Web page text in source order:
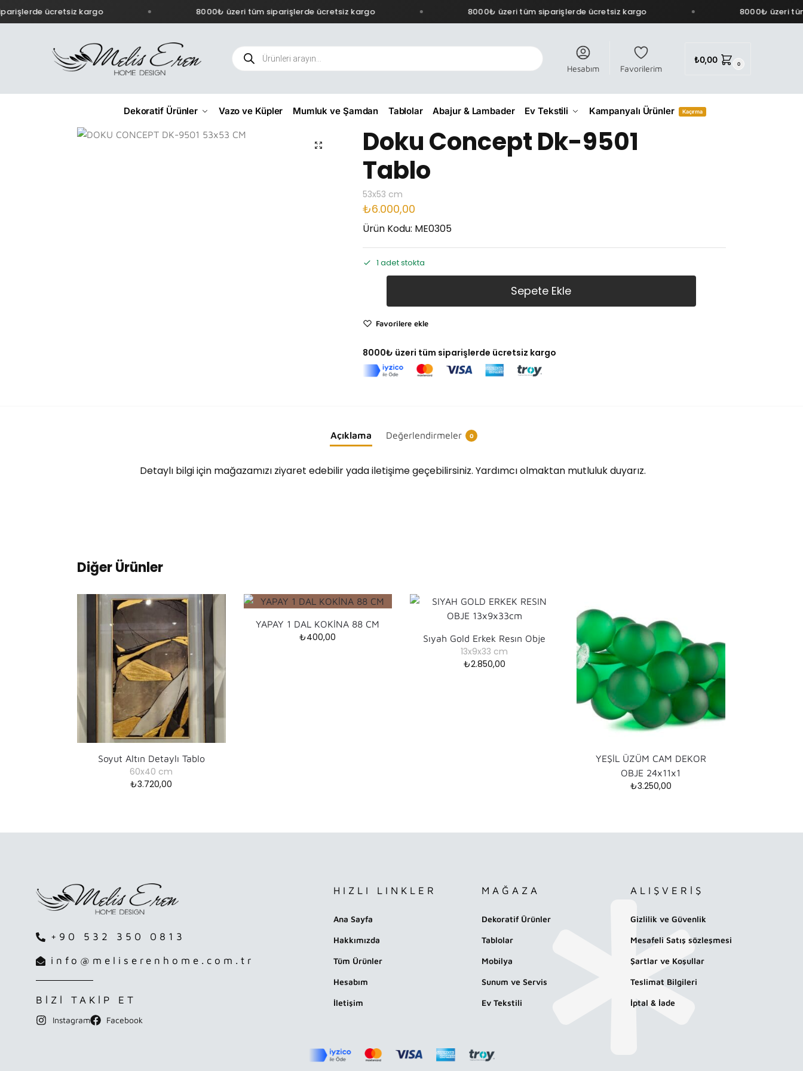
ücretsiz kargo 8000₺ üzeri tüm siparişlerde ücretsiz kargo 8000₺ üzeri tüm siparişlerde ücretsiz kargo 8000₺ üzeri
Hesabım Favorilerim
₺0,00 0
Dekoratif Ürünler Vazo ve Küpler Mumluk ve Şamdan Tablolar Abajur & Lambader Ev Tekstili Kampanyalı Ürünler Kaçırma
Doku Concept Dk-9501
Tablo
53x53 cm
₺6.000,00
Ürün Kodu: ME0305
1 adet stokta
Sepete Ekle
Favorilere ekle
8000₺ üzeri tüm siparişlerde ücretsiz kargo
Açıklama Değerlendirmeler 0
Detaylı bilgi için mağazamızı ziyaret edebilir yada iletişime geçebilirsiniz. Yardımcı olmaktan mutluluk duyarız.
Diğer Ürünler
Soyut Altın Detaylı Tablo
60x40 cm
₺3.720,00
YAPAY 1 DAL KOKİNA 88 CM
₺400,00 Sıyah Gold Erkek Resın Obje
13x9x33 cm
₺2.850,00
YEŞİL ÜZÜM CAM DEKOR
OBJE 24x11x1
₺3.250,00
+90 532 350 0813
info@meliserenhome.com.tr
BİZİ TAKİP ET
Instagram Facebook
HIZLI LINKLER
Ana Sayfa
Hakkımızda
Tüm Ürünler
Hesabım
İletişim
MAĞAZA
Dekoratif Ürünler
Tablolar
Mobilya
Sunum ve Servis
Ev Tekstili
ALIŞVERİŞ
Gizlilik ve Güvenlik
Mesafeli Satış sözleşmesi
Şartlar ve Koşullar
Teslimat Bilgileri
İptal & İade